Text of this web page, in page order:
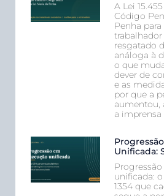
A Lei
Código
Penha
resgatado
análoga à
o que
dever de
e as
por que a
aumentou,
a
Unificada:
unificada:
1354 que